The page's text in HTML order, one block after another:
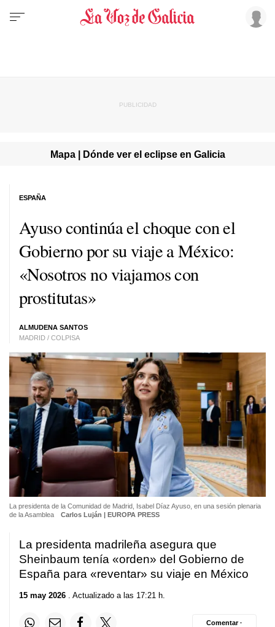
Mapa | Dónde ver el eclipse en Galicia
Ayuso continúa el choque con el
Gobierno por su viaje a México:
«Nosotros no viajamos con
prostitutas»
ALMUDENA SANTOS
MADRID / COLPISA
ESPAÑA
La presidenta de la Comunidad de Madrid, Isabel Díaz Ayuso, en una sesión plenaria
de la Asamblea
Carlos Luján | EUROPA PRESS
La presidenta madrileña asegura que
Sheinbaum tenía «orden» del Gobierno de
España para «reventar» su viaje en México
15 may 2026 . Actualizado a las 17:21 h.
Comentar ·